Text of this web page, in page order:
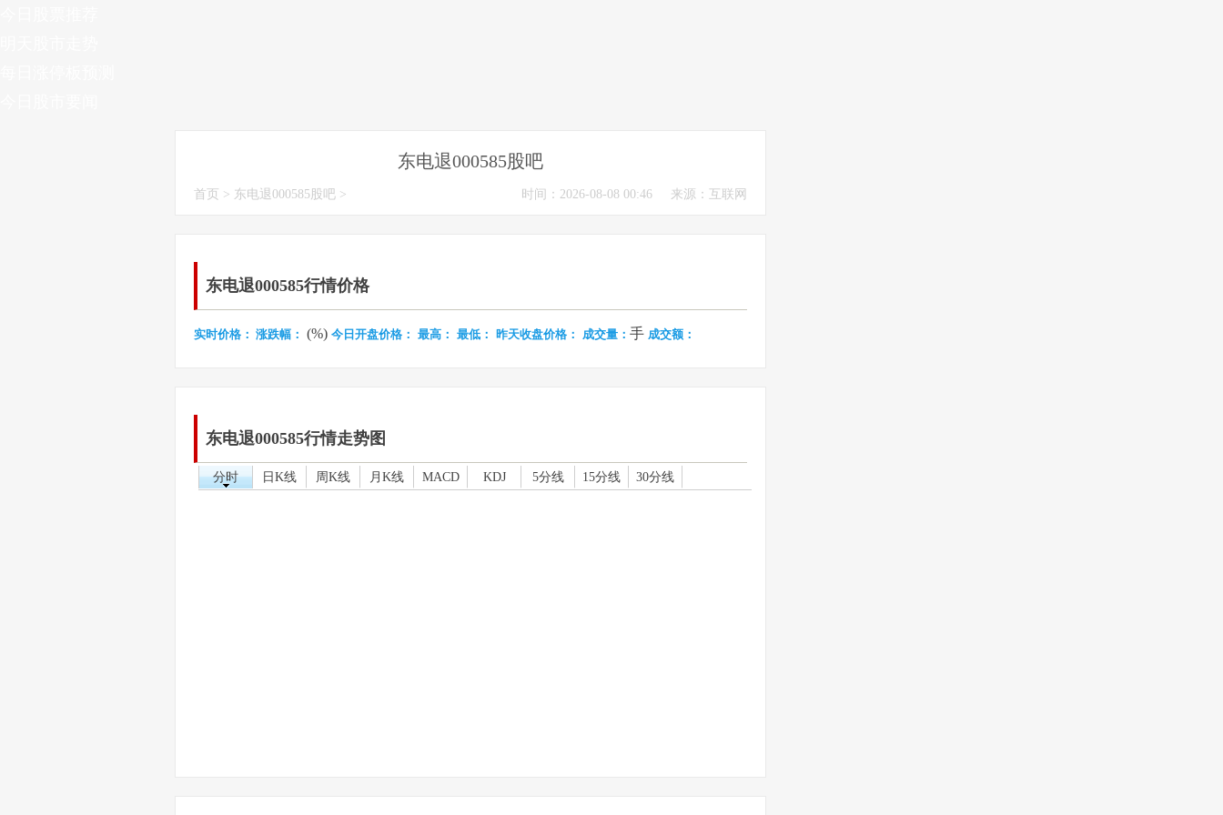
东电退000585股吧
首页 > 东电退000585股吧 > 来源：互联网
时间：2026-08-08 00:46
东电退000585行情价格
实时价格： 涨跌幅： (%) 今日开盘价格： 最高： 最低： 昨天收盘价格： 成交量： 手 成交额：
东电退000585行情走势图
分时 日K线 周K线 月K线 MACD KDJ 5分线 15分线 30分线